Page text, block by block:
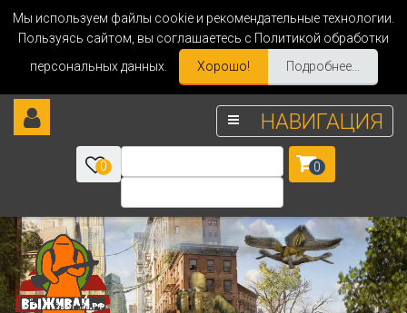
Мы используем файлы cookie и рекомендательные технологии.
Пользуясь сайтом, вы соглашаетесь с Политикой обработки
персональных данных.
Хорошо! Подробнее...
НАВИГАЦИЯ
0 0